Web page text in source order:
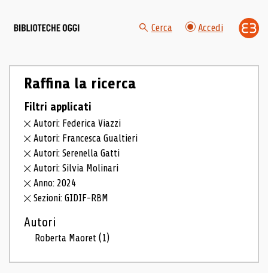
Cerca Accedi
Raffina la ricerca
Filtri applicati
Autori: Federica Viazzi
Autori: Francesca Gualtieri
Autori: Serenella Gatti
Autori: Silvia Molinari
Anno: 2024
Sezioni: GIDIF-RBM
Autori
Roberta Maoret(1)